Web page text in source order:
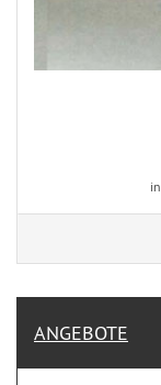
ANGEBOTE